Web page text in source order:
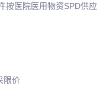
按医院医用物资SPD供应
限价